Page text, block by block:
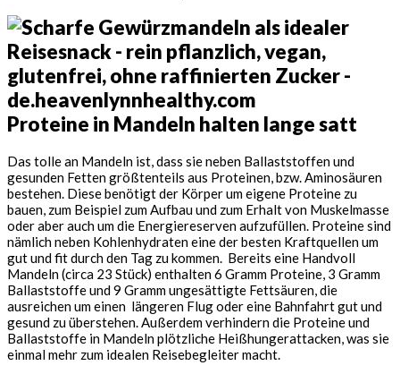
Proteine in Mandeln halten lange satt
Das tolle an Mandeln ist, dass sie neben Ballaststoffen und
gesunden Fetten größtenteils aus Proteinen, bzw. Aminosäuren
bestehen. Diese benötigt der Körper um eigene Proteine zu
bauen, zum Beispiel zum Aufbau und zum Erhalt von Muskelmasse
oder aber auch um die Energiereserven aufzufüllen. Proteine sind
nämlich neben Kohlenhydraten eine der besten Kraftquellen um
gut und fit durch den Tag zu kommen. Bereits eine Handvoll
Mandeln (circa 23 Stück) enthalten 6 Gramm Proteine, 3 Gramm
Ballaststoffe und 9 Gramm ungesättigte Fettsäuren, die
ausreichen um einen längeren Flug oder eine Bahnfahrt gut und
gesund zu überstehen. Außerdem verhindern die Proteine und
Ballaststoffe in Mandeln plötzliche Heißhungerattacken, was sie
einmal mehr zum idealen Reisebegleiter macht.